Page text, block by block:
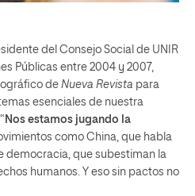
del Consejo Social de UNIR
Públicas entre 2004 y 2007,
de Nueva Revista para
esenciales de nuestra
Nos estamos jugando la
como China, que habla
democracia, que subestiman la
humanos. Y eso sin pactos no